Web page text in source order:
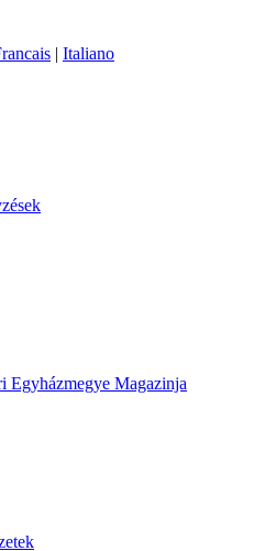
| Italiano
Egyházmegye Magazinja